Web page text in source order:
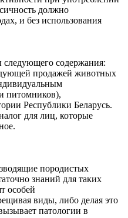
должно
и без использования
следующего содержания:
продажей животных
питомников),
Республики Беларусь.
для лиц, которые
породистых
знаний для таких
особей
виды, либо делая это
патологии в